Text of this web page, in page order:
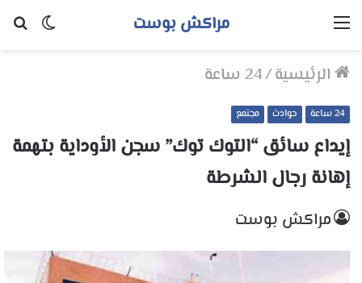
الوضع
مراكش بوست القائمة
الرئيسية/24 ساعة
24 ساعة حوادث مجتمع
إيداع سائق “التوك توك” سجن الأوداية بتهمة
إهانة رجال الشرطة
مراكش بوست